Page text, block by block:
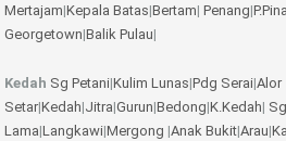
Mertajam|Kepala Batas|Bertam| Penang|
Georgetown|Balik Pulau|
Kedah Sg Petani|Kulim Lunas|Pdg Serai|Alor
Setar|Kedah|Jitra|Gurun|Bedong|K.Kedah|
Lama|Langkawi|Mergong |Anak Bukit|Arau|